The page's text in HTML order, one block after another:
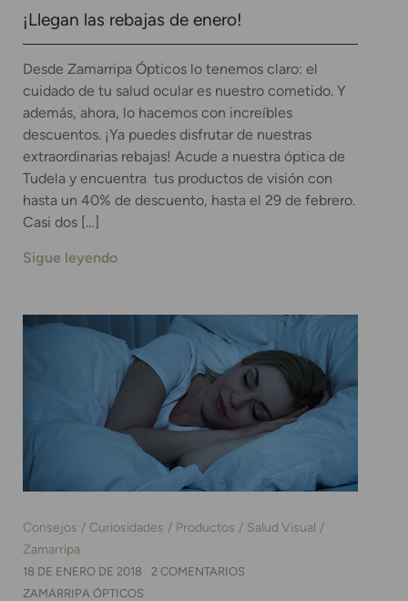
¡Llegan las rebajas de enero!
Desde Zamarripa Ópticos lo tenemos claro: el
cuidado de tu salud ocular es nuestro cometido. Y
además, ahora, lo hacemos con increíbles
descuentos. ¡Ya puedes disfrutar de nuestras
extraordinarias rebajas! Acude a nuestra óptica de
Tudela y encuentra tus productos de visión con
hasta un 40% de descuento, hasta el 29 de febrero.
Casi dos […]
Sigue leyendo
Consejos Curiosidades Productos
Salud Visual
Zamarripa
18 DE ENERO DE 2018
2 COMENTARIOS
ZAMARRIPA ÓPTICOS